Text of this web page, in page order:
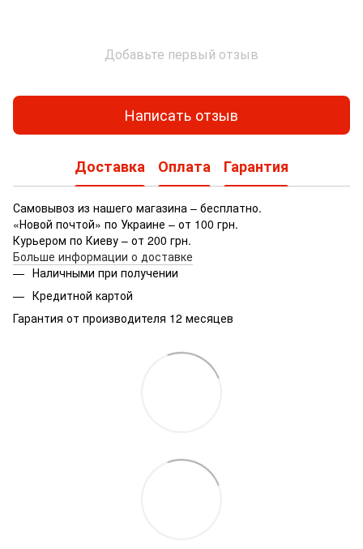
Добавьте первый отзыв
Написать отзыв
Доставка Оплата Гарантия
Самовывоз из нашего магазина – бесплатно.
«Новой почтой» по Украине – от 100 грн.
Курьером по Киеву – от 200 грн.
Больше информации о доставке
Наличными при получении
Кредитной картой
Гарантия от производителя 12 месяцев